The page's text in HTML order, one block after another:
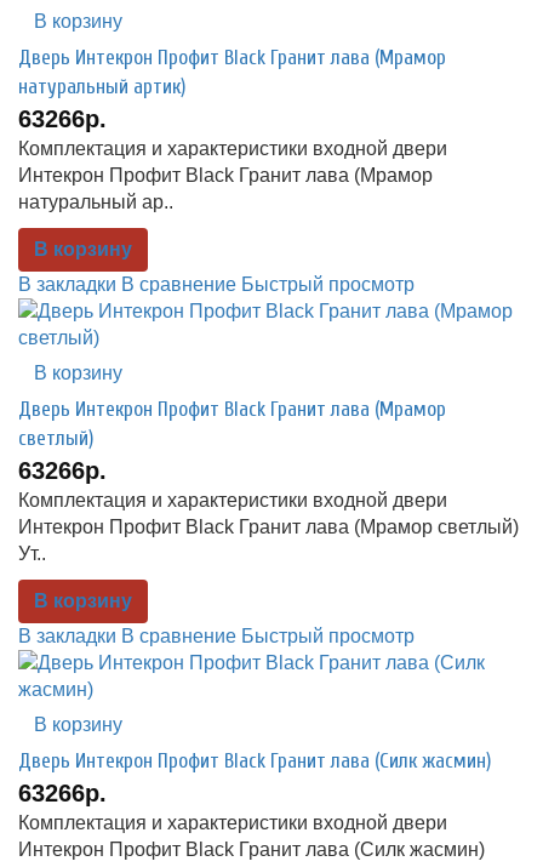
В корзину
Дверь Интекрон Профит Black Гранит лава (Мрамор
натуральный артик)
63266р.
Комплектация и характеристики входной двери
Интекрон Профит Black Гранит лава (Мрамор
натуральный ар..
В корзину
В закладки В сравнение Быстрый просмотр
В корзину
Дверь Интекрон Профит Black Гранит лава (Мрамор
светлый)
63266р.
Комплектация и характеристики входной двери
Интекрон Профит Black Гранит лава (Мрамор светлый)
Ут..
В корзину
В закладки В сравнение Быстрый просмотр
В корзину
Дверь Интекрон Профит Black Гранит лава (Силк жасмин)
63266р.
Комплектация и характеристики входной двери
Интекрон Профит Black Гранит лава (Силк жасмин)